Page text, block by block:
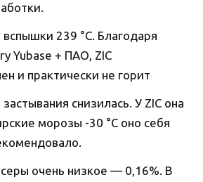
239 °C. Благодаря
Yubase + ПАО, ZIC
и практически не горит
снизилась. У ZIC она
морозы -30 °C оно себя
очень низкое — 0,16%. В